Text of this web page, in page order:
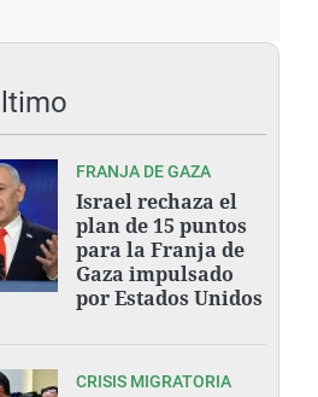
FRANJA DE GAZA
Israel rechaza el
plan de 15 puntos
para la Franja de
Gaza impulsado
por Estados Unidos
CRISIS MIGRATORIA